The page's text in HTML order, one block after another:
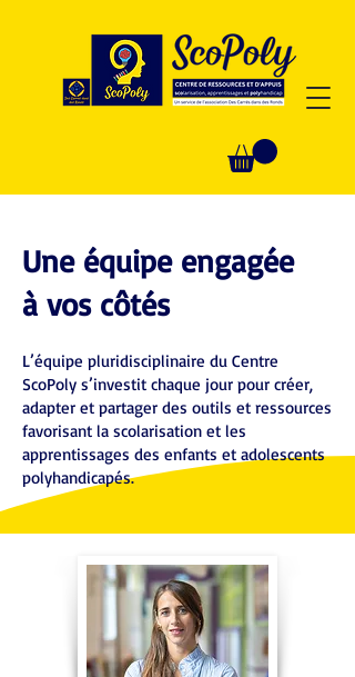
Une équipe engagée
à vos côtés
L’équipe pluridisciplinaire du Centre
ScoPoly s’investit chaque jour pour créer,
adapter et partager des outils et ressources
favorisant la scolarisation et les
apprentissages des enfants et adolescents
polyhandicapés.